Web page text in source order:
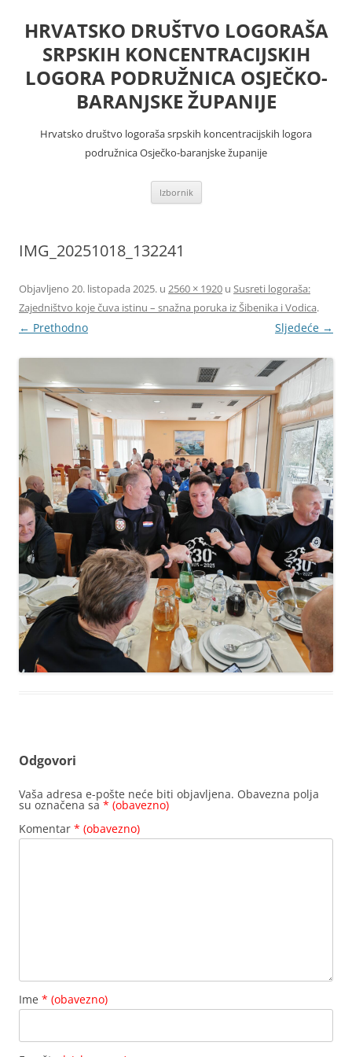
sadržaja
HRVATSKO DRUŠTVO LOGORAŠA
SRPSKIH KONCENTRACIJSKIH
LOGORA PODRUŽNICA OSJEČKO-
BARANJSKE ŽUPANIJE
Hrvatsko društvo logoraša srpskih koncentracijskih logora
podružnica Osječko-baranjske županije
Izbornik
IMG_20251018_132241
Objavljeno 20. listopada 2025. u 2560 × 1920 u Susreti logoraša:
Zajedništvo koje čuva istinu – snažna poruka iz Šibenika i Vodica.
← Prethodno Sljedeće →
Odgovori
Vaša adresa e-pošte neće biti objavljena. Obavezna polja
su označena sa * (obavezno)
Komentar * (obavezno)
Ime * (obavezno)